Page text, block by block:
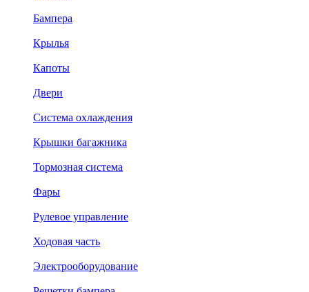
Бампера
Крылья
Капоты
Двери
Система охлаждения
Крышки багажника
Тормозная система
Фары
Рулевое управление
Ходовая часть
Электрооборудование